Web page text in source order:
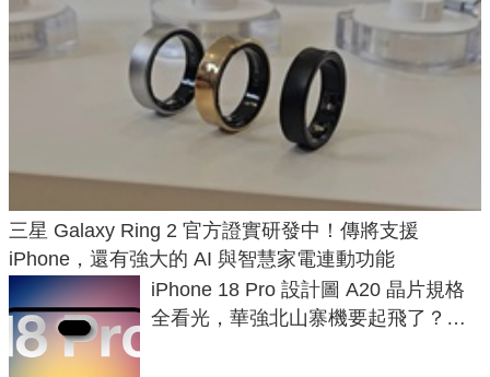
三星 Galaxy Ring 2 官方證實研發中！傳將支援
iPhone，還有強大的 AI 與智慧家電連動功能
iPhone 18 Pro 設計圖 A20 晶片規格
全看光，華強北山寨機要起飛了？專